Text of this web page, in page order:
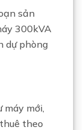
sản
300kVA
dự phòng
mới,
theo